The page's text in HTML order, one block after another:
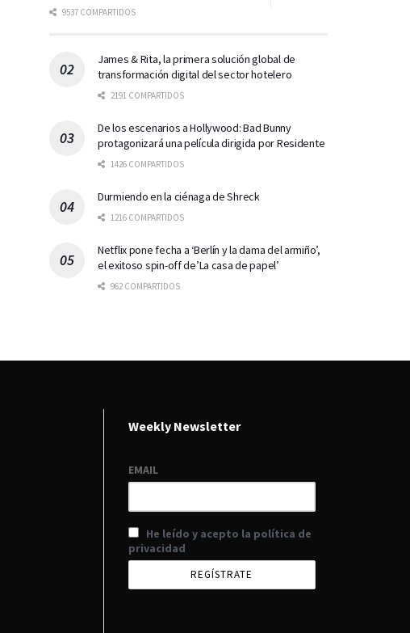
9537 COMPARTIDOS
James & Rita, la primera solución global de
transformación digital del sector hotelero
2191 COMPARTIDOS
De los escenarios a Hollywood: Bad Bunny
protagonizará una película dirigida por Residente
1426 COMPARTIDOS
Durmiendo en la ciénaga de Shreck
1216 COMPARTIDOS
Netflix pone fecha a ‘Berlín y la dama del armiño’,
el exitoso spin-off de’La casa de papel’
962 COMPARTIDOS
Weekly Newsletter
EMAIL
He leído y acepto la política de
privacidad